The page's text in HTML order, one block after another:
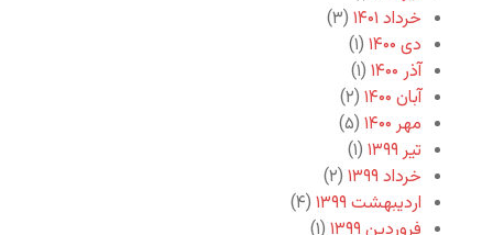
خرداد ۱۴۰۱
(۳)
دی ۱۴۰۰
(۱)
آذر ۱۴۰۰
(۱)
آبان ۱۴۰۰
(۲)
مهر ۱۴۰۰
(۵)
تیر ۱۳۹۹
(۱)
خرداد ۱۳۹۹
(۲)
اردیبهشت ۱۳۹۹
(۴)